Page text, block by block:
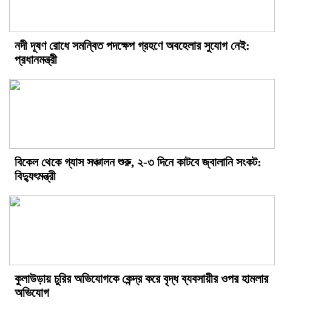
নদী দূষণ রোধে সমন্বিত পদক্ষেপ গ্রহণে অবহেলার সুযোগ নেই:
প্রধানমন্ত্রী
বিকেল থেকে গ্যাস সঞ্চালন শুরু, ২-৩ দিনে কাটবে জ্বালানি সংকট:
বিদ্যুৎমন্ত্রী
কুলাউড়ায় চুরির অভিযোগকে কেন্দ্র করে বৃদ্ধ ব্যবসায়ীর ওপর হামলার
অভিযোগ